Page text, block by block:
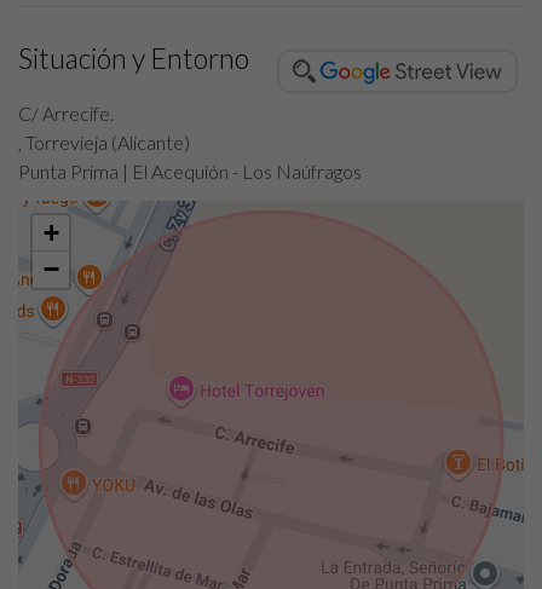
Situación y Entorno
C/ Arrecife.
, Torrevieja (Alicante)
Punta Prima | El Acequión - Los Naúfragos
+
−